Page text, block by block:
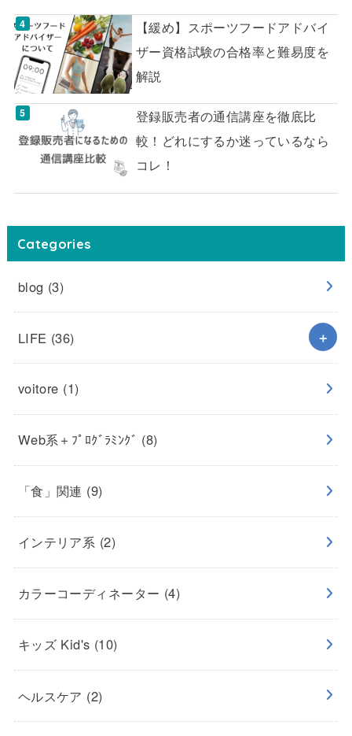
【緩め】スポーツフードアドバイ
ザー資格試験の合格率と難易度を
解説
登録販売者の通信講座を徹底比
較！どれにするか迷っているなら
コレ！
Categories
blog (3)
LIFE (36)
voitore (1)
Web系＋ﾌﾟﾛｸﾞﾗﾐﾝｸﾞ (8)
「食」関連 (9)
インテリア系 (2)
カラーコーディネーター (4)
キッズ Kid's (10)
ヘルスケア (2)